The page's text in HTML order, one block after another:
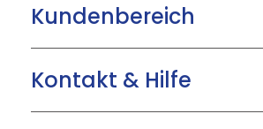
Kundenbereich
Kontakt & Hilfe